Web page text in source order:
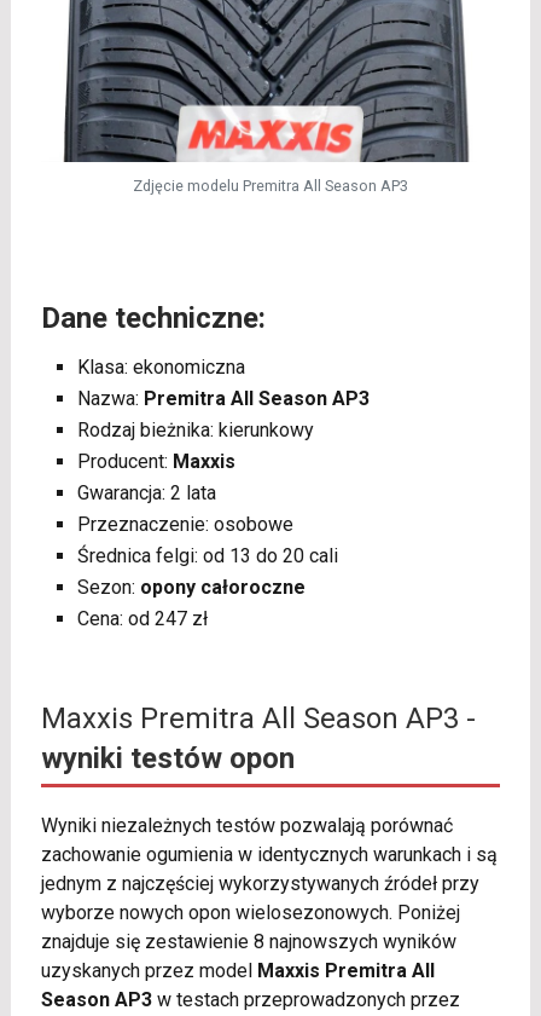
Zdjęcie modelu Premitra All Season AP3
Dane techniczne:
Klasa: ekonomiczna
Nazwa: Premitra All Season AP3
Rodzaj bieżnika: kierunkowy
Producent: Maxxis
Gwarancja: 2 lata
Przeznaczenie: osobowe
Średnica felgi: od 13 do 20 cali
Sezon: opony całoroczne
Cena: od 247 zł
Maxxis Premitra All Season AP3 -
wyniki testów opon
Wyniki niezależnych testów pozwalają porównać
zachowanie ogumienia w identycznych warunkach i są
jednym z najczęściej wykorzystywanych źródeł przy
wyborze nowych opon wielosezonowych. Poniżej
znajduje się zestawienie 8 najnowszych wyników
uzyskanych przez model Maxxis Premitra All
Season AP3w testach przeprowadzonych przez